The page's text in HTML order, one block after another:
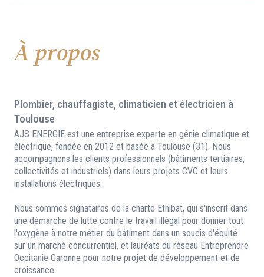
À propos
Plombier, chauffagiste, climaticien et électricien à
Toulouse
AJS ENERGIE est une entreprise experte en génie climatique et
électrique, fondée en 2012 et basée à Toulouse (31). Nous
accompagnons les clients professionnels (bâtiments tertiaires,
collectivités et industriels) dans leurs projets CVC et leurs
installations électriques.
Nous sommes signataires de la charte Ethibat, qui s'inscrit dans
une démarche de lutte contre le travail illégal pour donner tout
l'oxygène à notre métier du bâtiment dans un soucis d'équité
sur un marché concurrentiel, et lauréats du réseau Entreprendre
Occitanie Garonne pour notre projet de développement et de
croissance.